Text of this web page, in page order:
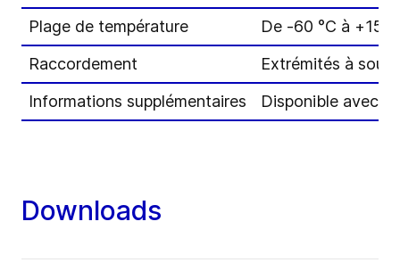
Plage de température
De -60 °C à +150
Raccordement
Extrémités à
Informations supplémentaires
Disponible avec
Downloads